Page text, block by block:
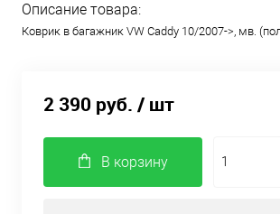
Описание товара:
Коврик в багажник VW Caddy 10/2007->, мв.
2 390 руб. / шт
В корзину